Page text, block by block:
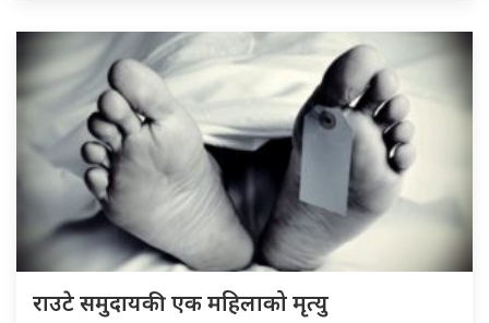
राउटे समुदायकी एक महिलाको मृत्यु